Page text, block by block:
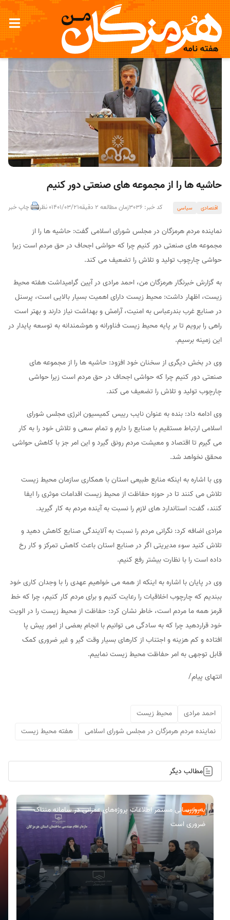
حاشیه ها را از مجموعه های صنعتی دور کنیم
اقتصادی سیاسی کد خبر: 3036 زمان مطالعه 2 دقیقه 1401/03/210 نظر چاپ خبر
نماینده مردم هرمزگان در مجلس شورای اسلامی گفت: حاشیه ها را از
مجموعه های صنعتی دور کنیم چرا که حواشی اجحاف در حق مردم است زیرا
حواشی چارچوب تولید و تلاش را تضعیف می کند.
به گزارش خبرنگار هرمزگان من، احمد مرادی در آیین گرامیداشت هفته محیط
زیست، اظهار داشت: محیط زیست دارای اهمیت بسیار بالایی است، پرسنل
در صنایع غرب بندرعباس به امنیت، آرامش و بهداشت نیاز دارند و بهتر است
راهی را برویم تا بر پایه محیط زیست فناورانه و هوشمندانه به توسعه پایدار در
این زمینه برسیم.
وی در بخش دیگری از سخنان خود افزود: حاشیه ها را از مجموعه های
صنعتی دور کنیم چرا که حواشی اجحاف در حق مردم است زیرا حواشی
چارچوب تولید و تلاش را تضعیف می کند.
وی ادامه داد: بنده به عنوان نایب رییس کمیسیون انرژی مجلس شورای
اسلامی ارتباط مستقیم با صنایع را دارم و تمام سعی و تلاش خود را به کار
می گیرم تا اقتصاد و معیشت مردم رونق گیرد و این امر جز با کاهش حواشی
محقق نخواهد شد.
وی با اشاره به اینکه منابع طبیعی استان با همکاری سازمان محیط زیست
تلاش می کنند تا در حوزه حفاظت از محیط زیست اقدامات موثری را ایفا
کنند، گفت: استاندارد های لازم را نسبت به آینده مردم به کار گیرید.
مرادی اضافه کرد: نگرانی مردم را نسبت به آلایندگی صنایع کاهش دهید و
تلاش کنید سوء مدیریتی اگر در صنایع استان باعث کاهش تمرکز و کار رخ
داده است را با نظارت بیشتر رفع کنیم.
وی در پایان با اشاره به اینکه از همه می خواهیم عهدی را با وجدان کاری خود
ببندیم که چارچوب اخلاقیات را رعایت کنیم و برای مردم کار کنیم، چرا که خط
قرمز همه‌ ما مردم است، خاطر نشان کرد: حفاظت از محیط زیست را در الویت
خود قراردهید چرا که به سادگی می توانیم با انجام بعضی از امور پیش پا
افتاده و کم هزینه و اجتناب از کارهای بسیار وقت گیر و غیر ضروری کمک
قابل توجهی به امر حفاظت محیط زیست نماییم.
انتهای پیام/
احمد مرادی
محیط زیست
نماینده مردم هرمزگان در مجلس شورای اسلامی
هفته محیط زیست
مطالب دیگر
سیاسی
به‌روزرسانی مستمر اطلاعات پروژه‌های عمرانی در سامانه منتاک
ضروری است